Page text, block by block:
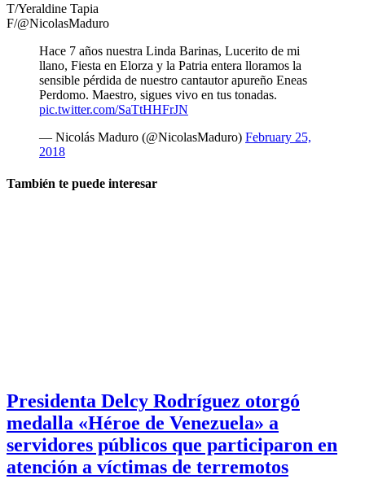
T/Yeraldine Tapia
F/@NicolasMaduro
Hace 7 años nuestra Linda Barinas, Lucerito de mi
llano, Fiesta en Elorza y la Patria entera lloramos la
sensible pérdida de nuestro cantautor apureño Eneas
Perdomo. Maestro, sigues vivo en tus tonadas.
pic.twitter.com/SaTtHHFrJN
— Nicolás Maduro (@NicolasMaduro) February 25,
2018
También te puede interesar
Presidenta Delcy Rodríguez otorgó
medalla «Héroe de Venezuela» a
servidores públicos que participaron en
atención a víctimas de terremotos